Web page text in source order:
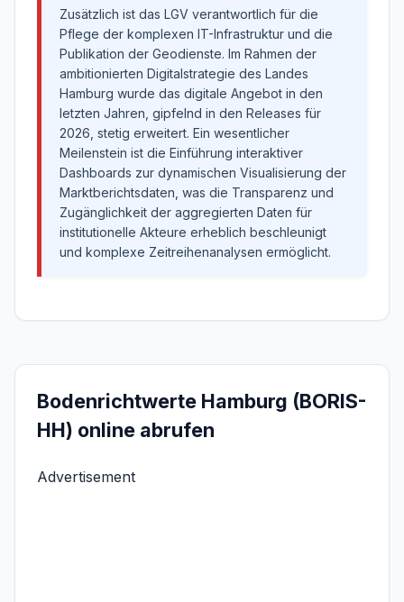
Zusätzlich ist das LGV verantwortlich für die
Pflege der komplexen IT-Infrastruktur und die
Publikation der Geodienste. Im Rahmen der
ambitionierten Digitalstrategie des Landes
Hamburg wurde das digitale Angebot in den
letzten Jahren, gipfelnd in den Releases für
2026, stetig erweitert. Ein wesentlicher
Meilenstein ist die Einführung interaktiver
Dashboards zur dynamischen Visualisierung der
Marktberichtsdaten, was die Transparenz und
Zugänglichkeit der aggregierten Daten für
institutionelle Akteure erheblich beschleunigt
und komplexe Zeitreihenanalysen ermöglicht.
Bodenrichtwerte Hamburg (BORIS-
HH) online abrufen
Advertisement